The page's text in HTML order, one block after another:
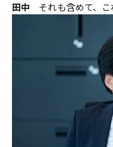
田中 それも含めて、こ